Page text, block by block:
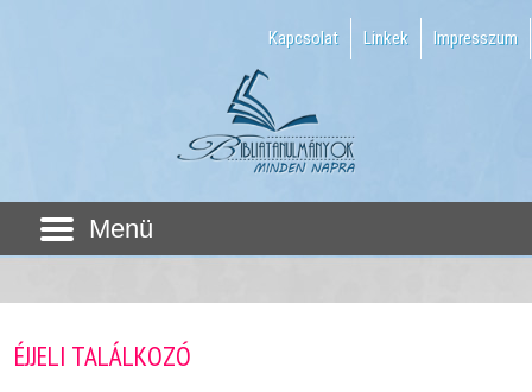
Kapcsolat Linkek Impresszum
Menü
ÉJJELI TALÁLKOZÓ